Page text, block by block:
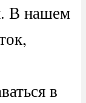
В нашем
в